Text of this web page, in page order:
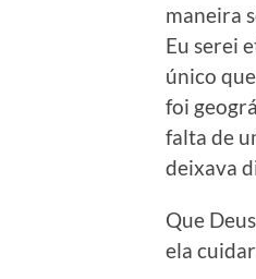
maneira
Eu serei
único
foi
falta de
deixava
Que
ela